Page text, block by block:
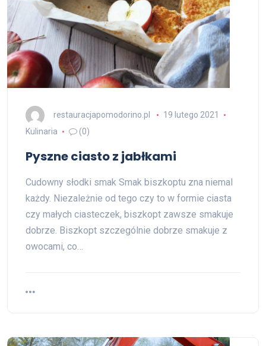
restauracjapomodorino.pl
19 lutego 2021
Kulinaria
(0)
Pyszne ciasto z jabłkami
Cudowny słodki smak Smak biszkoptu zna niemal
każdy. Niezależnie od tego czy to w formie ciasta
czy małych ciasteczek, biszkopt zawsze smakuje
dobrze. Biszkopt szczególnie dobrze smakuje z
owocami, co…